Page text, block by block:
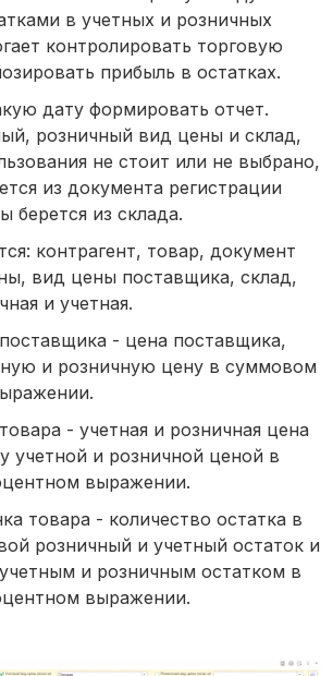
в учетных и розничных
контролировать торговую
прибыль в остатках.
дату формировать отчет.
розничный вид цены и склад,
не стоит или не выбрано,
из документа регистрации
берется из склада.
контрагент, товар, документ
вид цены поставщика, склад,
и учетная.
- цена поставщика,
и розничную цену в суммовом
- учетная и розничная цена
учетной и розничной ценой в
выражении.
товара - количество остатка в
розничный и учетный остаток и
и розничным остатком в
выражении.